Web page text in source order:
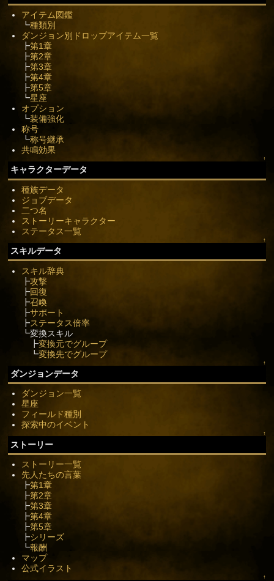
アイテム図鑑
┗種類別
ダンジョン別ドロップアイテム一覧
┣第1章
┣第2章
┣第3章
┣第4章
┣第5章
┗星座
オプション
┗装備強化
称号
┗称号継承
共鳴効果
↑
キャラクターデータ
種族データ
ジョブデータ
二つ名
ストーリーキャラクター
ステータス一覧
↑
スキルデータ
スキル辞典
┣攻撃
┣回復
┣召喚
┣サポート
┣ステータス倍率
┗変換スキル
┣変換元でグループ
┗変換先でグループ
↑
ダンジョンデータ
ダンジョン一覧
星座
フィールド種別
探索中のイベント
↑
ストーリー
ストーリー一覧
先人たちの言葉
┣第1章
┣第2章
┣第3章
┣第4章
┣第5章
┣シリーズ
┗報酬
マップ
公式イラスト
↑